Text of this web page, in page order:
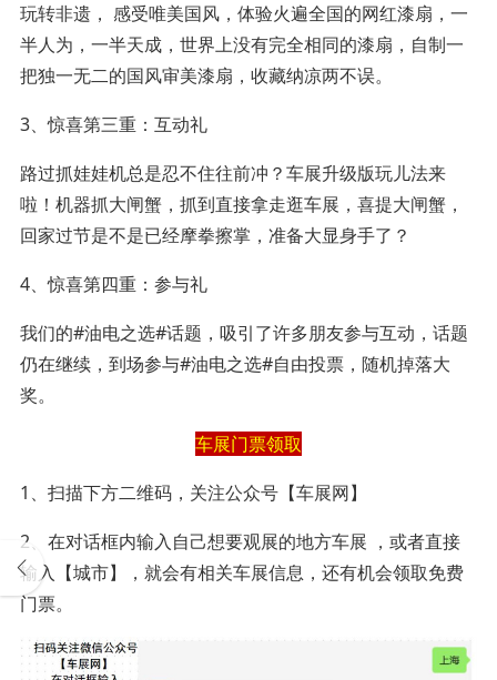
玩转非遗， 感受唯美国风，体验火遍全国的网红漆扇，一
半人为，一半天成，世界上没有完全相同的漆扇，自制一
把独一无二的国风审美漆扇，收藏纳凉两不误。
3、惊喜第三重：互动礼
路过抓娃娃机总是忍不住往前冲？车展升级版玩儿法来
啦！机器抓大闸蟹，抓到直接拿走逛车展，喜提大闸蟹，
回家过节是不是已经摩拳擦掌，准备大显身手了？
4、惊喜第四重：参与礼
我们的#油电之选#话题，吸引了许多朋友参与互动，话题
仍在继续，到场参与#油电之选#自由投票，随机掉落大
奖。
车展门票领取
1、扫描下方二维码，关注公众号【车展网】
2、在对话框内输入自己想要观展的地方车展 ，或者直接
输入【城市】，就会有相关车展信息，还有机会领取免费
门票。